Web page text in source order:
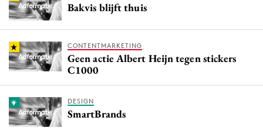
Bakvis blijft thuis
CONTENTMARKETING
Geen actie Albert Heijn tegen stickers
C1000
DESIGN
SmartBrands